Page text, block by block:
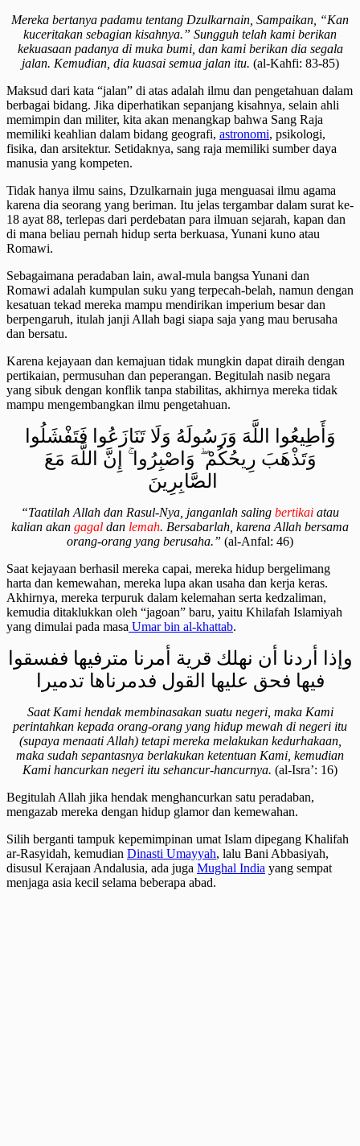
Mereka bertanya padamu tentang Dzulkarnain, Sampaikan, “Kan
kuceritakan sebagian kisahnya.” Sungguh telah kami berikan
kekuasaan padanya di muka bumi, dan kami berikan dia segala
jalan. Kemudian, dia kuasai semua jalan itu. (al-Kahfi: 83-85)
Maksud dari kata “jalan” di atas adalah ilmu dan pengetahuan dalam
berbagai bidang. Jika diperhatikan sepanjang kisahnya, selain ahli
memimpin dan militer, kita akan menangkap bahwa Sang Raja
memiliki keahlian dalam bidang geografi, astronomi, psikologi,
fisika, dan arsitektur. Setidaknya, sang raja memiliki sumber daya
manusia yang kompeten.
Tidak hanya ilmu sains, Dzulkarnain juga menguasai ilmu agama
karena dia seorang yang beriman. Itu jelas tergambar dalam surat ke-
18 ayat 88, terlepas dari perdebatan para ilmuan sejarah, kapan dan
di mana beliau pernah hidup serta berkuasa, Yunani kuno atau
Romawi.
Sebagaimana peradaban lain, awal-mula bangsa Yunani dan
Romawi adalah kumpulan suku yang terpecah-belah, namun dengan
kesatuan tekad mereka mampu mendirikan imperium besar dan
berpengaruh, itulah janji Allah bagi siapa saja yang mau berusaha
dan bersatu.
Karena kejayaan dan kemajuan tidak mungkin dapat diraih dengan
pertikaian, permusuhan dan peperangan. Begitulah nasib negara
yang sibuk dengan konflik tanpa stabilitas, akhirnya mereka tidak
mampu mengembangkan ilmu pengetahuan.
وَأَطِيعُوا اللَّهَ وَرَسُولَهُ وَلَا تَنَازَعُوا فَتَفْشَلُوا
وَتَذْهَبَ رِيحُكُمْ ۖ وَاصْبِرُوا ۚ إِنَّ اللَّهَ مَعَ
الصَّابِرِينَ
“Taatilah Allah dan Rasul-Nya, janganlah saling bertikai atau
kalian akan gagal dan lemah. Bersabarlah, karena Allah bersama
orang-orang yang berusaha.” (al-Anfal: 46)
Saat kejayaan berhasil mereka capai, mereka hidup bergelimang
harta dan kemewahan, mereka lupa akan usaha dan kerja keras.
Akhirnya, mereka terpuruk dalam kelemahan serta kedzaliman,
kemudia ditaklukkan oleh “jagoan” baru, yaitu Khilafah Islamiyah
yang dimulai pada masa Umar bin al-khattab.
وإذا أردنا أن نهلك قرية أمرنا مترفيها ففسقوا
فيها فحق عليها القول فدمرناها تدميرا
Saat Kami hendak membinasakan suatu negeri, maka Kami
perintahkan kepada orang-orang yang hidup mewah di negeri itu
(supaya menaati Allah) tetapi mereka melakukan kedurhakaan,
maka sudah sepantasnya berlakukan ketentuan Kami, kemudian
Kami hancurkan negeri itu sehancur-hancurnya. (al-Isra’: 16)
Begitulah Allah jika hendak menghancurkan satu peradaban,
mengazab mereka dengan hidup glamor dan kemewahan.
Silih berganti tampuk kepemimpinan umat Islam dipegang Khalifah
ar-Rasyidah, kemudian Dinasti Umayyah, lalu Bani Abbasiyah,
disusul Kerajaan Andalusia, ada juga Mughal India yang sempat
menjaga asia kecil selama beberapa abad.